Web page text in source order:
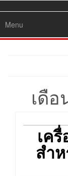
Menu
เดือ
เค
สำ